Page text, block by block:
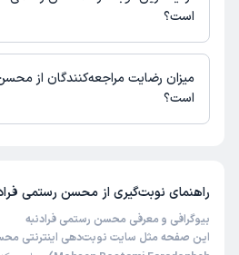
است؟
زمان نوبت‌دهی و پذیرش بیماران با
میزان رضایت مراجعه‌کنندگان از
است؟
راهنمای نوبت‌گیری از محسن رستمی
بیوگرافی و معرفی محسن رستمی فرادنبه